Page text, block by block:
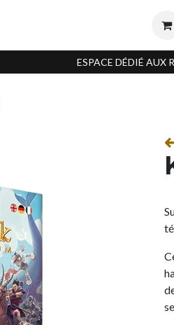
ESPACE DÉDIÉ AUX